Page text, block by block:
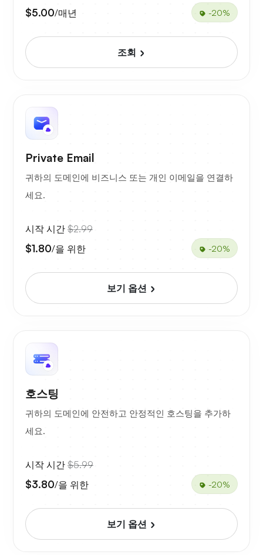
$5.00/매년 -20%
조회
Private Email
귀하의 도메인에 비즈니스 또는 개인 이메일을 연결하
세요.
시작 시간 $2.99
$1.80/을 위한 -20%
보기 옵션
호스팅
귀하의 도메인에 안전하고 안정적인 호스팅을 추가하
세요.
시작 시간 $5.99
$3.80/을 위한 -20%
보기 옵션